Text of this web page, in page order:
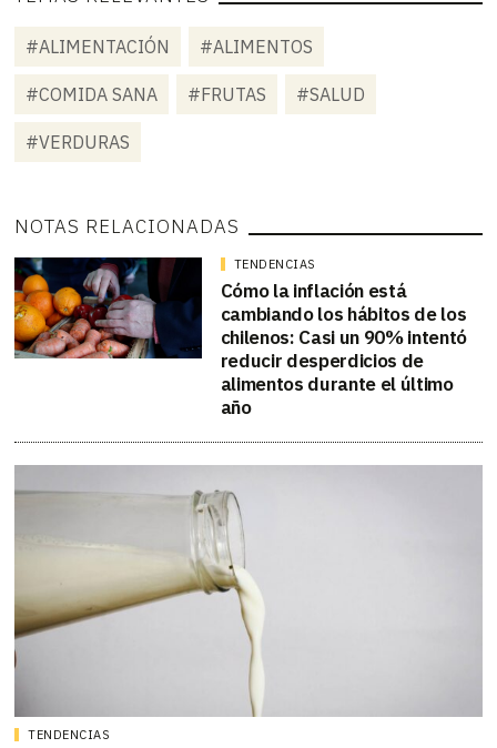
#ALIMENTACIÓN #ALIMENTOS
#COMIDA SANA #FRUTAS #SALUD
#VERDURAS
NOTAS RELACIONADAS
TENDENCIAS
Cómo la inflación está
cambiando los hábitos de los
chilenos: Casi un 90% intentó
reducir desperdicios de
alimentos durante el último
año
TENDENCIAS